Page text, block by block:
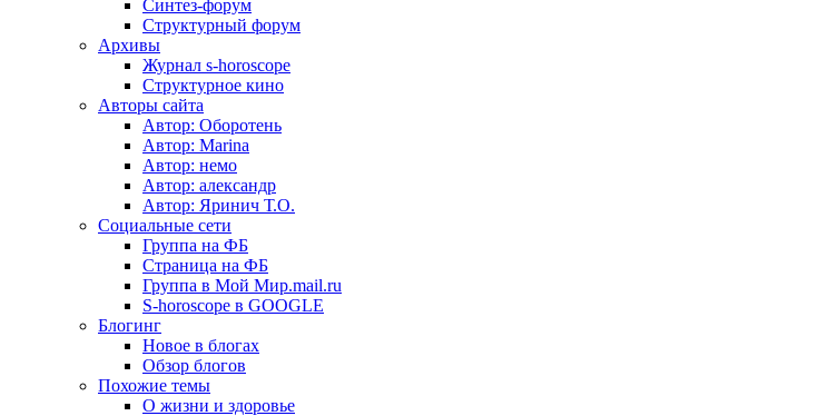
Синтез-форум
Структурный форум
Архивы
Журнал s-horoscope
Структурное кино
Авторы сайта
Автор: Оборотень
Автор: Marina
Автор: немo
Автор: александр
Автор: Яринич Т.О.
Социальные сети
Группа на ФБ
Страница на ФБ
Группа в Мой Мир.mail.ru
S-horoscope в GOOGLE
Блогинг
Новое в блогах
Обзор блогов
Похожие темы
О жизни и здоровье